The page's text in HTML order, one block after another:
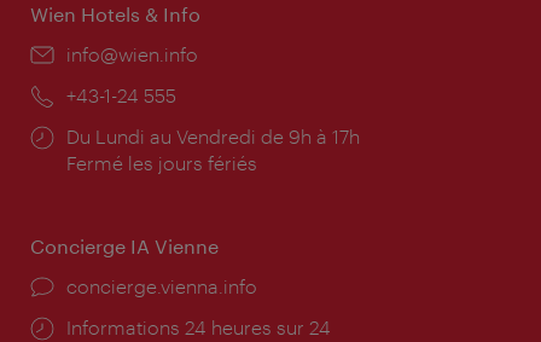
Wien Hotels & Info
E-
info@wien.info
Téléphone:
+43-1-24 555
Horaires
d'ouverture:
Du Lundi au Vendredi de 9h à 17h
Fermé les jours fériés
Concierge IA Vienne
Ort:
concierge.vienna.info
Öffnungszeiten:
Informations 24 heures sur 24